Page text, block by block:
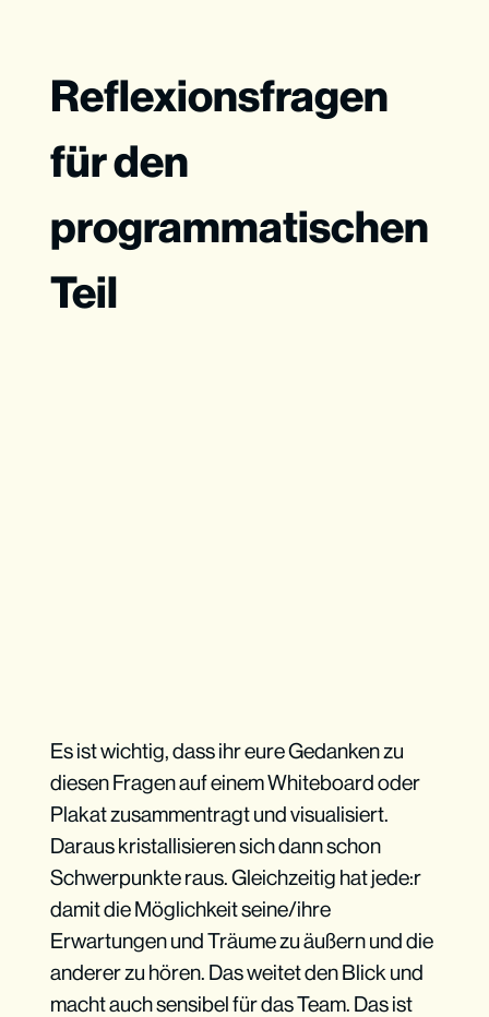
Reflexionsfragen
für den
programmatischen
Teil
Es ist wichtig, dass ihr eure Gedanken zu
diesen Fragen auf einem Whiteboard oder
Plakat zusammentragt und visualisiert.
Daraus kristallisieren sich dann schon
Schwerpunkte raus. Gleichzeitig hat jede:r
damit die Möglichkeit seine/ihre
Erwartungen und Träume zu äußern und die
anderer zu hören. Das weitet den Blick und
macht auch sensibel für das Team. Das ist